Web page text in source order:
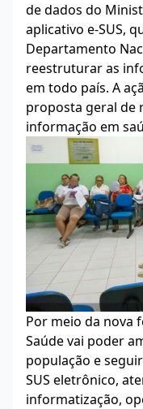
de dados do
aplicativo e-SUS,
Departamento
reestruturar as
em todo país. A
proposta geral de
informação em
Por meio da nova
Saúde vai poder
população e
SUS eletrônico,
informatização,